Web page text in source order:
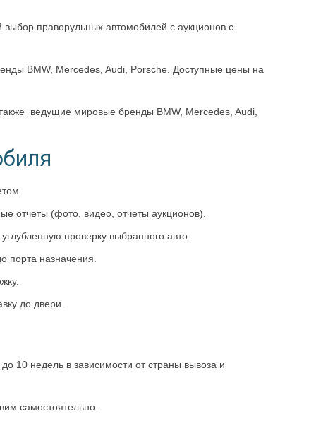
праворульных автомобилей с аукционов с
BMW, Mercedes, Audi, Porsche. Доступные цены на
ведущие мировые бренды BMW, Mercedes, Audi,
отчеты (фото, видео, отчеты аукционов).
проверку выбранного авто.
порта назначения.
до двери.
10 недель в зависимости от страны вывоза и
самостоятельно.